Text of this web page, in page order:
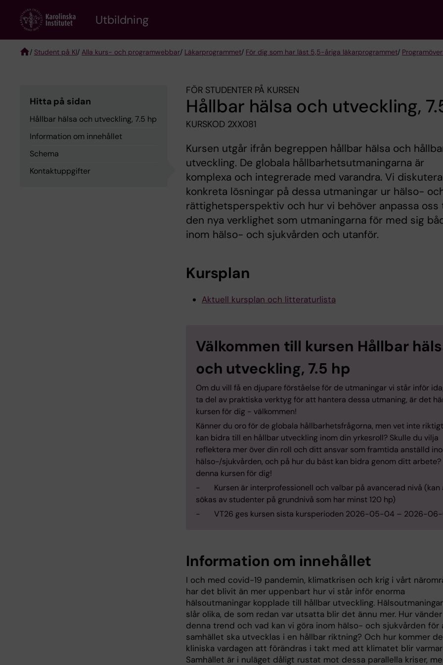
content
Utbildning
/ Student på KI/ Alla kurs- och programwebbar/ Läkarprogrammet/ För dig som har läst 5,5-åriga läkarprogrammet/
Hitta på sidan
Hållbar hälsa och utveckling, 7.5 hp
Information om innehållet
Schema
Kontaktuppgifter
FÖR STUDENTER PÅ KURSEN
Hållbar hälsa och utveckling,
KURSKOD 2XX081
Kursen utgår ifrån begreppen hållbar hälsa och
utveckling. De globala hållbarhetsutmaningarna är
komplexa och integrerade med varandra. Vi
konkreta lösningar på dessa utmaningar ur hälso-
rättighetsperspektiv och hur vi behöver anpassa oss
den nya verklighet som utmaningarna för med sig
inom hälso- och sjukvården och utanför.
Kursplan
Aktuell kursplan och litteraturlista
Välkommen till kursen Hållbar
och utveckling, 7.5 hp
Om du vill få en djupare förståelse för de utmaningar vi står inför
ta del av praktiska verktyg för att hantera dessa utmaning, är det
kursen för dig - välkommen!
Känner du oro för de globala hållbarhetsfrågorna, men vet inte
kan bidra till en hållbar utveckling inom din yrkesroll? Skulle du vilja
reflektera mer över din roll och ditt ansvar som framtida anställd
hälso-/sjukvården, och på hur du bäst kan bidra genom ditt arbete?
denna kursen för dig!
- Kursen är interprofessionell och valbar på avancerad nivå (kan
sökas av studenter på grundnivå som har minst 120 hp)
- VT26 ges kursen sista kursperioden 2026-05-04 – 2026-
Information om innehållet
I och med covid-19 pandemin, klimatkrisen och krig i vårt
har det blivit än mer uppenbart hur vi står inför enorma
hälsoutmaningar kopplade till hållbar utveckling.
slår olika, de som redan var utsatta blir det ännu mer. Hur
denna trend och vad kan vi göra inom hälso- och sjukvården för
samhället ska utvecklas i en hållbar riktning? Och hur kommer
kliniska vardagen att förändras i takt med att klimatet blir
Samhället är i nuläget dåligt rustat mot dessa parallella kriser,